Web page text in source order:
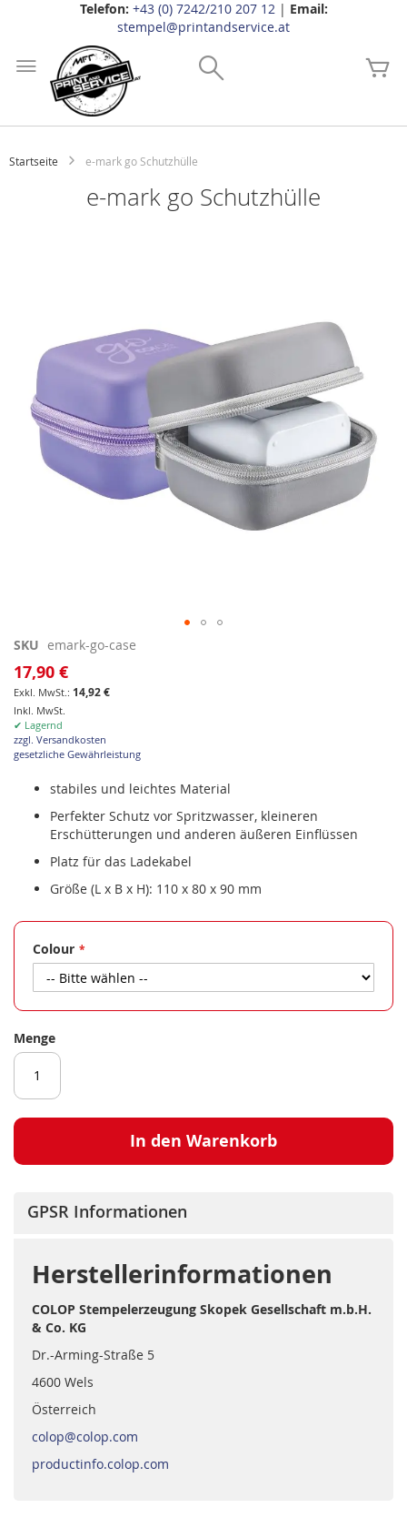
Telefon: +43 (0) 7242/210 207 12| Email:
stempel@printandservice.at
Inhalt
springen
Startseite e-mark go Schutzhülle
e-mark go Schutzhülle
Zum
der
Bildgalerie
springen
SKU emark-go-case
17,90 €
14,92 €
Inkl. MwSt.
✔ Lagernd
zzgl. Versandkosten
gesetzliche Gewährleistung
stabiles und leichtes Material
Perfekter Schutz vor Spritzwasser, kleineren
Erschütterungen und anderen äußeren Einflüssen
Platz für das Ladekabel
Größe (L x B x H): 110 x 80 x 90 mm
Colour
Menge
In den Warenkorb
GPSR Informationen
Herstellerinformationen
COLOP Stempelerzeugung Skopek Gesellschaft m.b.H.
& Co. KG
Dr.-Arming-Straße 5
4600 Wels
Österreich
colop@colop.com
productinfo.colop.com